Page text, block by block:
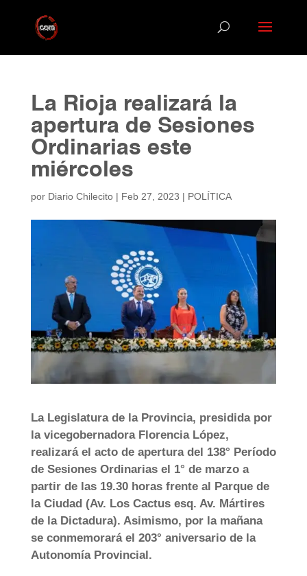
La Rioja realizará la
apertura de Sesiones
Ordinarias este
miércoles
por Diario Chilecito| Feb 27, 2023 | POLÍTICA
La Legislatura de la Provincia, presidida por
la vicegobernadora Florencia López,
realizará el acto de apertura del 138° Período
de Sesiones Ordinarias el 1° de marzo a
partir de las 19.30 horas frente al Parque de
la Ciudad (Av. Los Cactus esq. Av. Mártires
de la Dictadura). Asimismo, por la mañana
se conmemorará el 203° aniversario de la
Autonomía Provincial.